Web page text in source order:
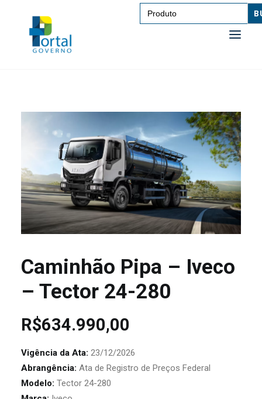
Search
for:
TRANSPORTE DE CARGAS
EDUCAÇÃO
TECNOLOGIA
OUTROS
Caminhão Pipa – Iveco
– Tector 24-280
R$634.990,00
Vigência da Ata: 23/12/2026
Abrangência: Ata de Registro de Preços Federal
Modelo: Tector 24-280